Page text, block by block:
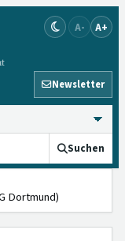
A- A+
Newsletter
Suchen
Dortmund)